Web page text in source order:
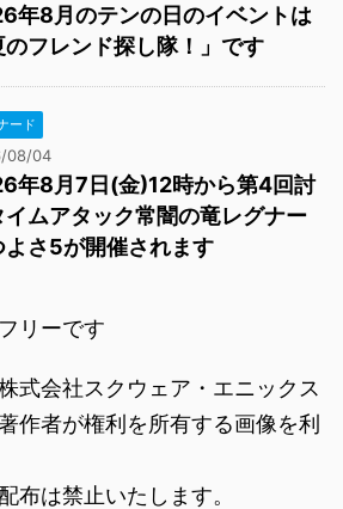
年8月のテンの日のイベントは
のフレンド探し隊！」です
ード
08/04
年8月7日(金)12時から第4回討
イムアタック常闇の竜レグナー
よさ5が開催されます
リーです
式会社スクウェア・エニックス
作者が権利を所有する画像を利
布は禁止いたします。